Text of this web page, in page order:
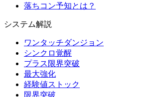
落ちコン予知とは？
システム解説
ワンタッチダンジョン
シンクロ覚醒
プラス限界突破
最大強化
経験値ストック
限界突破